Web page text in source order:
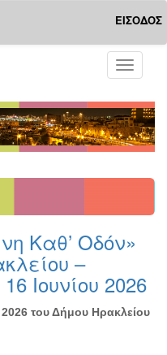
ΕΙΣΟΔΟΣ
Toggle
Καθ’ Οδόν»
–
Ιουνίου 2026
του Δήμου Ηρακλείου